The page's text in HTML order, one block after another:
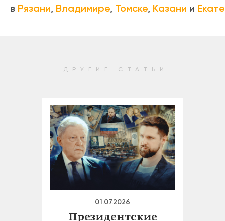
в Рязани, Владимире, Томске, Казани и
ДРУГИЕ СТАТЬИ
01.07.2026
Президентские